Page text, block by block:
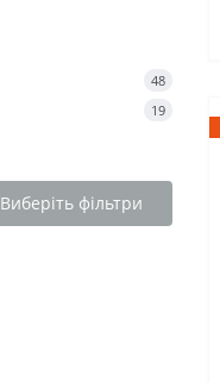
48
19
Виберіть фільтри